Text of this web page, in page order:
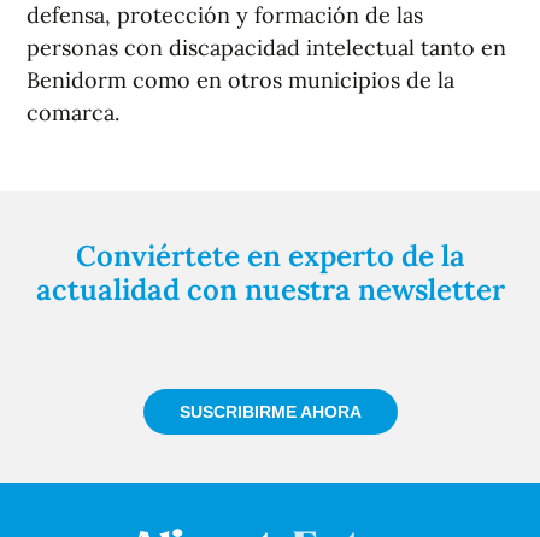
defensa, protección y formación de las
personas con discapacidad intelectual tanto en
Benidorm como en otros municipios de la
comarca.
Conviértete en experto de la
actualidad con nuestra newsletter
SUSCRIBIRME AHORA